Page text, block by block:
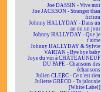
Joe DASSIN - Vive moi
Joe JACKSON - Stranger than
fiction
Johnny HALLYDAY - Dans un
an ou un jour
Johnny HALLYDAY - Que je
t'aime
Johnny HALLYDAY & Sylvie
VARTAN - Bye bye baby
Joye du vin à CHÂTEAUNEUF
DU PAPE - Chansons des
échansons
Julien CLERC - Ce n'est rien
Juliette GRÉCO - Ta jalousie
[White Label]